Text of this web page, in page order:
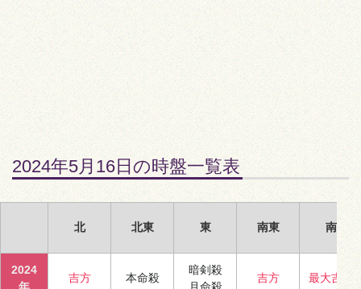
2024年5月16日の時盤一覧表
北 北東 東 南東 南
2024
吉方 本命殺
暗剣殺
吉方 最大吉方